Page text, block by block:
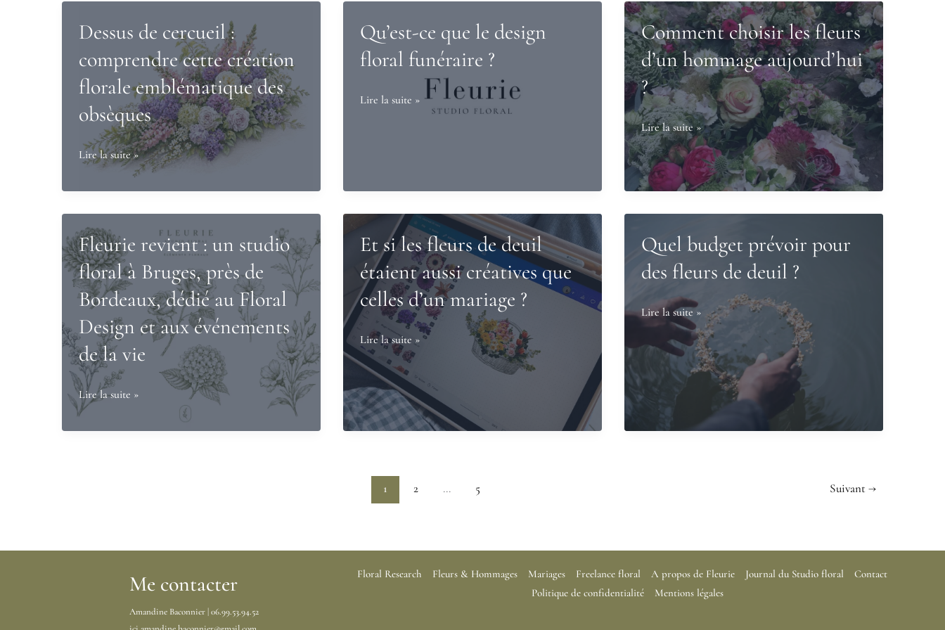
Dessus de cercueil :
comprendre cette création
florale emblématique des
obsèques
Dessus
cercueil
:
comprendre
cette
création
florale
emblématique
des
obsèques
Lire la suite »
Qu’est-ce que le design
floral funéraire ?
Qu’est-
funéraire
?
Lire la suite »
Comment choisir les fleurs
d’un hommage aujourd’hui
?
Comment
choisir
les
fleurs
aujourd’hui
?
Lire la suite »
Fleurie revient : un studio
floral à Bruges, près de
Bordeaux, dédié au Floral
Design et aux événements
de la vie
Fleurie
revient
:
Lire la suite »
Et si les fleurs de deuil
étaient aussi créatives que
celles d’un mariage ?
Et
si
fleurs
de
créatives
Lire la suite »
Quel budget prévoir pour
des fleurs de deuil ?
Quel
prévoir
des
fleurs
de
Lire la suite »
1 2 … 5 Suivant→
Me contacter
Amandine Baconnier | 06.99.53.94.52
Floral Research Fleurs & Hommages Mariages Freelance floral A propos de Fleurie Journal du Studio floral
Contact
Politique de confidentialité
Mentions légales